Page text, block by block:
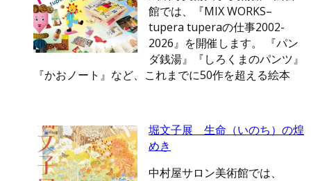
館では、『MIX WORKS–
tupera tuperaの仕事2002-
2026』を開催します。 『パン
ダ銭湯』『しろくまのパンツ』
『かおノート』など、これまでに50作を超える絵本
堀文子展 生命（いのち）の煌
めき
中村屋サロン美術館では、